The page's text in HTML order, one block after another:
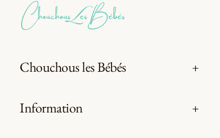
Chouchous les Bébés
Information